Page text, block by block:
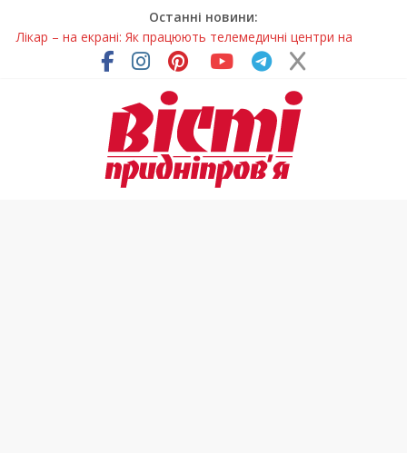
Останні новини:
Лікар – на екрані: Як працюють телемедичні центри на
Дніпропетровщині
У Дніпрі триває масштабна підготовка до опалювального
Пошуки тривають: на Дніпропетровщині досліджують місце
розташування легендарного монастиря (Фото)
Ветерани Дніпропетровщини отримують шанс на власне